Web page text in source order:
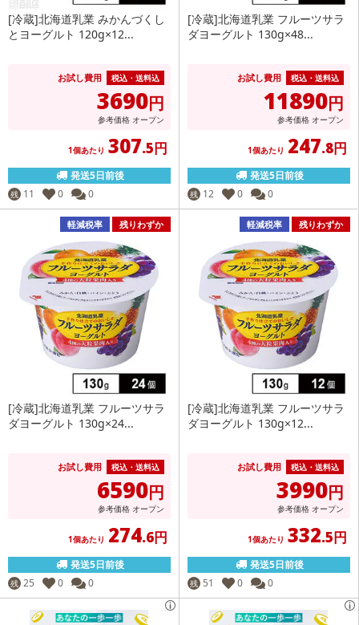
[冷蔵]北海道乳業 みかんづくし
とヨーグルト 120g×12...
お試し費用 税込・送料込
3690円
参考価格 オープン
1個あたり 307.5円
発送5日前後
残 11 0 0
[冷蔵]北海道乳業 フルーツサラ
ダヨーグルト 130g×48...
お試し費用 税込・送料込
11890円
参考価格 オープン
1個あたり 247.8円
発送5日前後
残 12 0 0
軽減税率 残りわずか
[冷蔵]北海道乳業 フルーツサラ
ダヨーグルト 130g×24...
お試し費用 税込・送料込
6590円
参考価格 オープン
1個あたり 274.6円
発送5日前後
残 25 0 0
軽減税率 残りわずか
[冷蔵]北海道乳業 フルーツサラ
ダヨーグルト 130g×12...
お試し費用 税込・送料込
3990円
参考価格 オープン
1個あたり 332.5円
発送5日前後
残 51 0 0